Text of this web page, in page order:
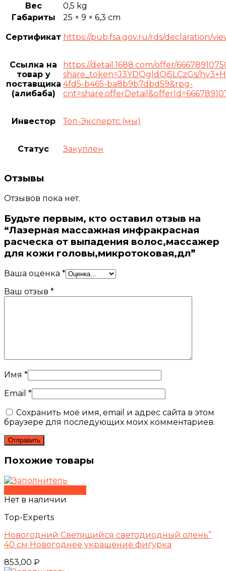
Вес
0,5 kg
Габариты
25 × 9 × 6,3 cm
Сертификат https://pub.fsa.gov.ru/rds/declaration/
Ссылка на
товар у
поставщика
(алибаба)
https://detail.1688.com/offer/
share_token=J3YDQgldQi5LCzGs/
4fd5-b465-ba8b9b7dbd59&rpg-
Инвестор Топ-Экспертс (мы)
Статус Закуплен
Отзывы
Отзывов пока нет.
Будьте первым, кто оставил отзыв на
“Лазерная массажная инфракрасная
расческа от выпадения волос,массажер
для кожи головы,микротоковая,дл”
Ваша оценка *
Ваш отзыв *
Имя *
Email *
Сохранить моё имя, email и адрес сайта в этом
браузере для последующих моих комментариев.
Похожие товары
Нет в наличии
Top-Experts
Новогодний Светящийся светодиодный олень”
40 см Новогоднее украшение фигурка
853,00 ₽